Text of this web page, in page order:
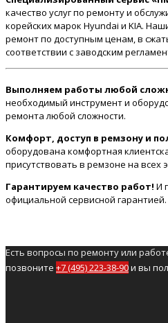
качество услуг по ремонту и
корейских марок Hyundai и KIA.
ремонт по доступным ценам, в
соответствии с заводским
Выполняем работы любой
необходимый инструмент и
ремонта любой сложности.
Комфорт, доступ в ремзону и
оборудована комфортная
присутствовать в ремзоне на всех
Гарантируем качество работ! И
официальной сервисной гарантией.
Есть вопросы по ремонту или
позвоните +7 (495) 223-38-90и вы